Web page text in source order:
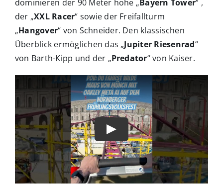
dominieren der 90 Meter hohe „Bayern Tower“ ,
der „XXL Racer“ sowie der Freifallturm
„Hangover“ von Schneider. Den klassischen
Überblick ermöglichen das „Jupiter Riesenrad“
von Barth-Kipp und der „Predator“ von Kaiser.